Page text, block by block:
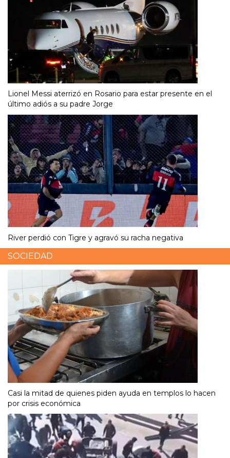
Lionel Messi aterrizó en Rosario para estar presente en el
último adiós a su padre Jorge
River perdió con Tigre y agravó su racha negativa
SOCIEDAD
Casi la mitad de quienes piden ayuda en templos lo hacen
por crisis económica